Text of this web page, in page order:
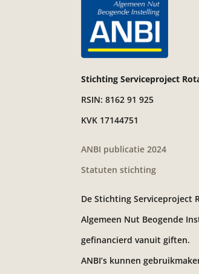
Stichting Serviceproject
RSIN: 8162 91 925
KVK 17144751
ANBI publicatie 2024
Statuten stichting
De Stichting Serviceproject
Algemeen Nut Beogende
gefinancierd vanuit giften.
ANBI’s kunnen